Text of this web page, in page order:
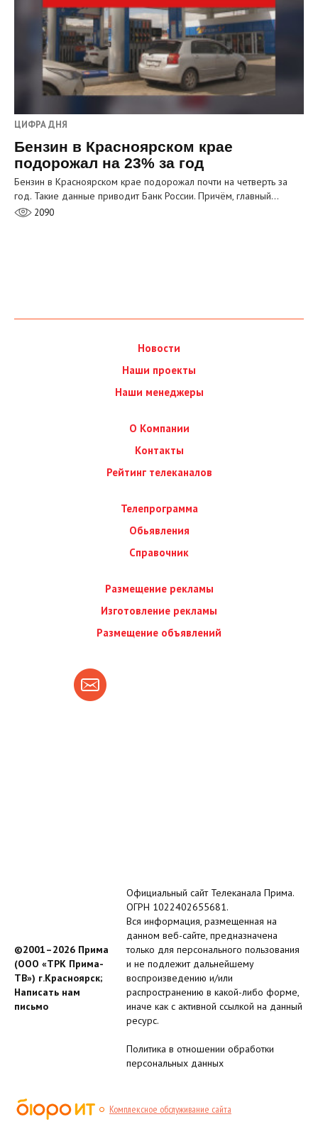
ЦИФРА ДНЯ
Бензин в Красноярском крае
подорожал на 23% за год
Бензин в Красноярском крае подорожал почти на четверть за
год. Такие данные приводит Банк России. Причём, главный…
2090
Новости
Наши проекты
Наши менеджеры
О Компании
Контакты
Рейтинг телеканалов
Телепрограмма
Обьявления
Справочник
Размещение рекламы
Изготовление рекламы
Размещение объявлений
©2001–2026 Прима
(ООО «ТРК Прима-
ТВ») г.Красноярск;
Написать нам
письмо
Официальный сайт Телеканала Прима.
ОГРН 1022402655681.
Вся информация, размещенная на
данном веб-сайте, предназначена
только для персонального пользования
и не подлежит дальнейшему
воспроизведению и/или
распространению в какой-либо форме,
иначе как с активной ссылкой на данный
ресурс.
Политика в отношении обработки
персональных данных
Комплексное обслуживание сайта